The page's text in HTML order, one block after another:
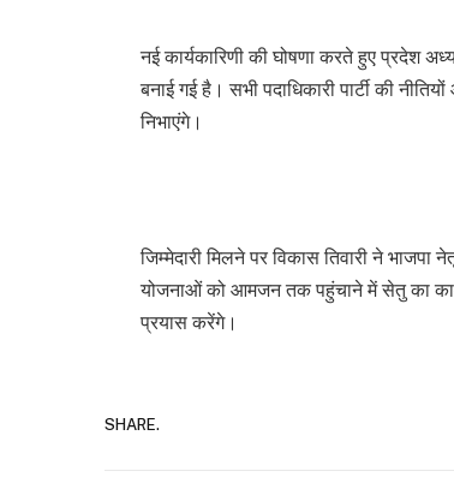
नई कार्यकारिणी की घोषणा करते हुए प्रदेश
बनाई गई है। सभी पदाधिकारी पार्टी की
निभाएंगे।
जिम्मेदारी मिलने पर विकास तिवारी ने भाजपा
योजनाओं को आमजन तक पहुंचाने में सेतु का काम
प्रयास करेंगे।
SHARE.